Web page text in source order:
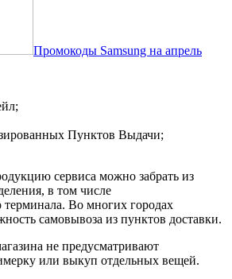
Промокоды Samsung на апрель
Пунктов Выдачи;
сервиса можно забрать из
в том числе
терминала. Во многих городах
самовывоза из пунктов доставки.
не предусматривают
или выкуп отдельных вещей.